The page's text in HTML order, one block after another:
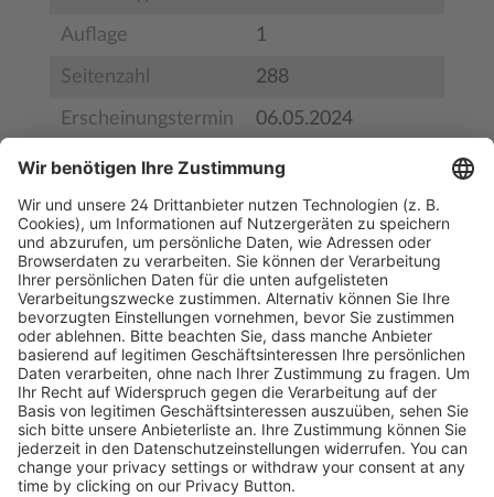
Auflage 1
Seitenzahl 288
Erscheinungstermin 06.05.2024
Bestell-Nr. BS33488
ISBN 978-3-8006-7328-5
Kostenlose Rücksendung bis zu 14 Tage nach